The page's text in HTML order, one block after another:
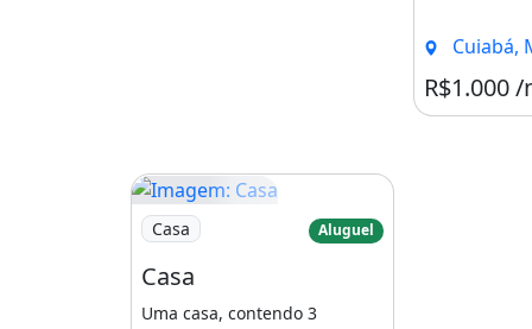
Cuiabá,
R$1.000
Imagem: Casa
Casa Aluguel
Casa
Uma casa, contendo 3